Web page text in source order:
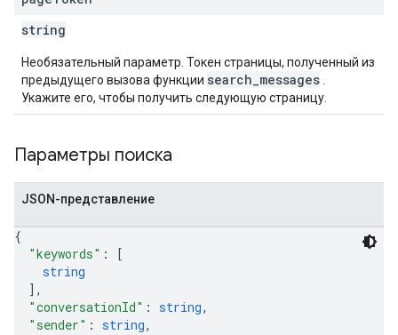
string
Необязательный параметр. Токен страницы, полученный из
предыдущего вызова функции search_messages
Укажите его, чтобы получить следующую страницу.
Параметры поиска
JSON-представление
{
"keywords" :
[
string
] ,
"conversationId" : string,
"sender" : string,